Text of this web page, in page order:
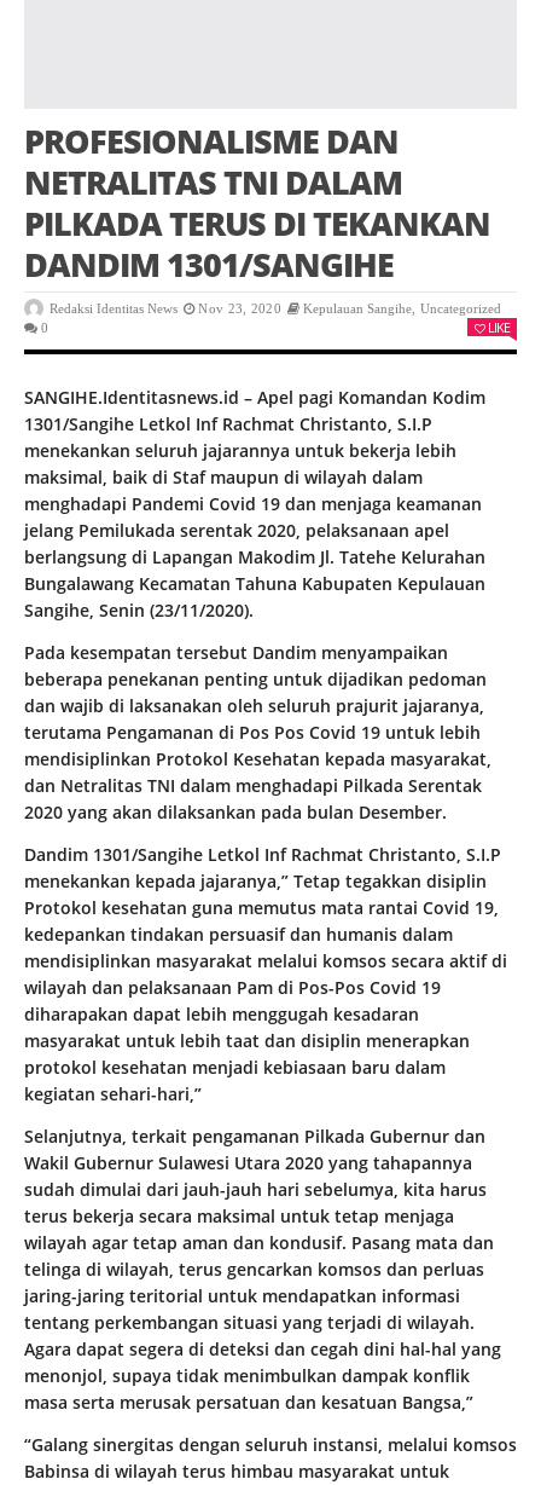
PROFESIONALISME DAN
NETRALITAS TNI DALAM
PILKADA TERUS DI TEKANKAN
DANDIM 1301/SANGIHE
Redaksi Identitas News Nov 23, 2020 Kepulauan Sangihe Uncategorized
0
LIKE
SANGIHE.Identitasnews.id – Apel pagi Komandan Kodim
1301/Sangihe Letkol Inf Rachmat Christanto, S.I.P
menekankan seluruh jajarannya untuk bekerja lebih
maksimal, baik di Staf maupun di wilayah dalam
menghadapi Pandemi Covid 19 dan menjaga keamanan
jelang Pemilukada serentak 2020, pelaksanaan apel
berlangsung di Lapangan Makodim Jl. Tatehe Kelurahan
Bungalawang Kecamatan Tahuna Kabupaten Kepulauan
Sangihe, Senin (23/11/2020).
Pada kesempatan tersebut Dandim menyampaikan
beberapa penekanan penting untuk dijadikan pedoman
dan wajib di laksanakan oleh seluruh prajurit jajaranya,
terutama Pengamanan di Pos Pos Covid 19 untuk lebih
mendisiplinkan Protokol Kesehatan kepada masyarakat,
dan Netralitas TNI dalam menghadapi Pilkada Serentak
2020 yang akan dilaksankan pada bulan Desember.
Dandim 1301/Sangihe Letkol Inf Rachmat Christanto, S.I.P
menekankan kepada jajaranya,” Tetap tegakkan disiplin
Protokol kesehatan guna memutus mata rantai Covid 19,
kedepankan tindakan persuasif dan humanis dalam
mendisiplinkan masyarakat melalui komsos secara aktif di
wilayah dan pelaksanaan Pam di Pos-Pos Covid 19
diharapakan dapat lebih menggugah kesadaran
masyarakat untuk lebih taat dan disiplin menerapkan
protokol kesehatan menjadi kebiasaan baru dalam
kegiatan sehari-hari,”
Selanjutnya, terkait pengamanan Pilkada Gubernur dan
Wakil Gubernur Sulawesi Utara 2020 yang tahapannya
sudah dimulai dari jauh-jauh hari sebelumya, kita harus
terus bekerja secara maksimal untuk tetap menjaga
wilayah agar tetap aman dan kondusif. Pasang mata dan
telinga di wilayah, terus gencarkan komsos dan perluas
jaring-jaring teritorial untuk mendapatkan informasi
tentang perkembangan situasi yang terjadi di wilayah.
Agara dapat segera di deteksi dan cegah dini hal-hal yang
menonjol, supaya tidak menimbulkan dampak konflik
masa serta merusak persatuan dan kesatuan Bangsa,”
“Galang sinergitas dengan seluruh instansi, melalui komsos
Babinsa di wilayah terus himbau masyarakat untuk